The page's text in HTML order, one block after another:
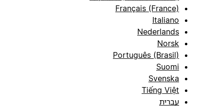
Français (France)
Italiano
Nederlands
Norsk
Português (Brasil)
Suomi
Svenska
Tiếng Việt
עברית